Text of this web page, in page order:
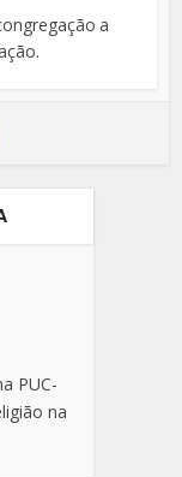
a
PUC-
na